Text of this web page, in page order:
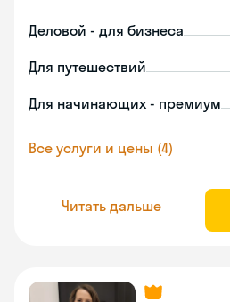
Деловой - для бизнеса
Для путешествий
Для начинающих - премиум
Все услуги и цены (4)
Читать дальше